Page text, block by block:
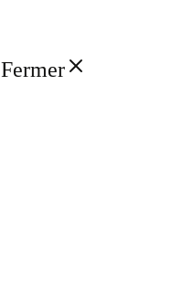
Fermer